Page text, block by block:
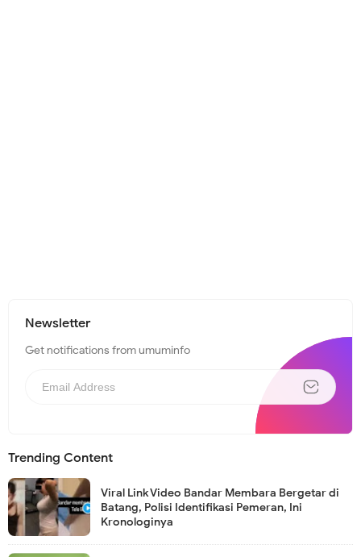
Newsletter
Get notifications from umuminfo
Trending Content
Viral Link Video Bandar Membara Bergetar di
Batang, Polisi Identifikasi Pemeran, Ini
Kronologinya